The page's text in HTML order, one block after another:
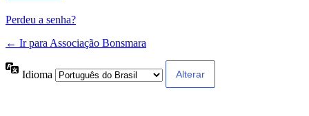
Perdeu a senha?
← Ir para Associação Bonsmara
Idioma